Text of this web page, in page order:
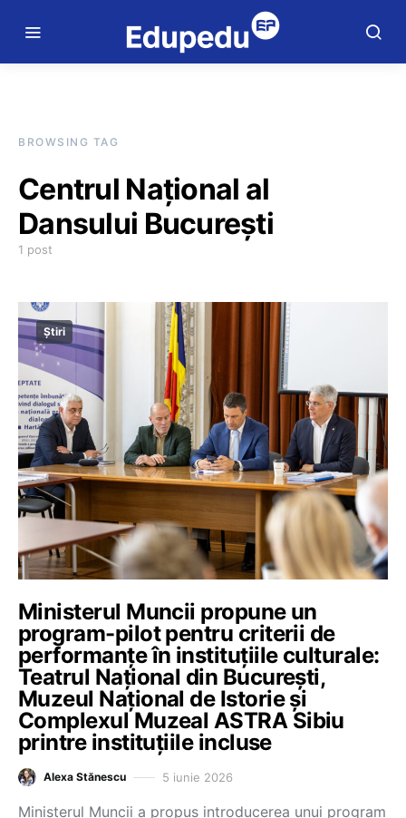
BROWSING TAG
Centrul Național al
Dansului București
1 post
Știri
Ministerul Muncii propune un
program-pilot pentru criterii de
performanțe în instituțiile culturale:
Teatrul Național din București,
Muzeul Național de Istorie și
Complexul Muzeal ASTRA Sibiu
printre instituțiile incluse
Alexa Stănescu 5 iunie 2026
Ministerul Muncii a propus introducerea unui program